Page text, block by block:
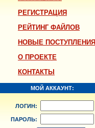
РЕГИСТРАЦИЯ
РЕЙТИНГ ФАЙЛОВ
НОВЫЕ ПОСТУПЛЕНИЯ
О ПРОЕКТЕ
КОНТАКТЫ
МОЙ АККАУНТ:
ЛОГИН:
ПАРОЛЬ: